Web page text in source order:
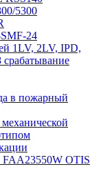
5300
24
1LV, 2LV, IPD,
в пожарный
OTIS